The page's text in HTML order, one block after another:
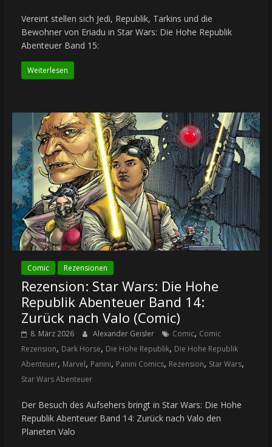
Vereint stellen sich Jedi, Republik, Tarkins und die
Bewohner von Eriadu in Star Wars: Die Hohe Republik
Abenteuer Band 15:
Weiterlesen
Comic Rezensionen
Rezension: Star Wars: Die Hohe
Republik Abenteuer Band 14:
Zurück nach Valo (Comic)
8. März 2026 Alexander Geisler Comic, Comic
Rezension, Dark Horse, Die Hohe Republik, Die Hohe Republik
Abenteuer, Marvel, Panini, Panini Comics, Rezension, Star Wars,
Star Wars Abenteuer
Der Besuch des Aufsehers bringt in Star Wars: Die Hohe
Republik Abenteuer Band 14: Zurück nach Valo den
Planeten Valo